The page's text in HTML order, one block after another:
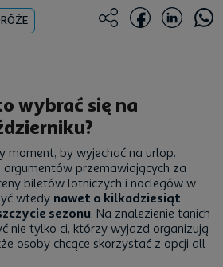
wybrać się na
moment, by wyjechać na urlop.
argumentów przemawiających za
biletów lotniczych i noclegów w
wtedy nawet o kilkadziesiąt
sezonu. Na znalezienie tanich
nie tylko ci, którzy wyjazd organizują
osoby chcące skorzystać z opcji all